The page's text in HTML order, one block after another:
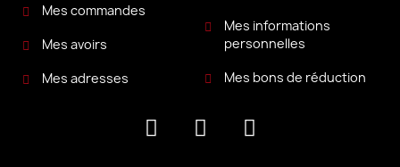
Mes commandes
Mes avoirs
Mes adresses
Mes informations
personnelles
Mes bons de réduction